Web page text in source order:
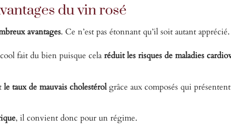
du vin rosé
avantages. Ce n’est pas étonnant qu’il soit autant apprécié.
fait du bien puisque celaréduit les risques de maladies
le taux de mauvais cholestérolgrâce aux composés qui
, il convient donc pour un régime.